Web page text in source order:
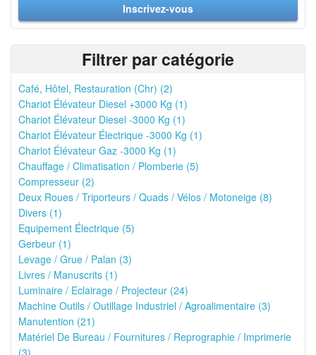
Inscrivez-vous
Filtrer par catégorie
Café, Hôtel, Restauration (Chr) (2)
Chariot Élévateur Diesel +3000 Kg (1)
Chariot Élévateur Diesel -3000 Kg (1)
Chariot Élévateur Électrique -3000 Kg (1)
Chariot Élévateur Gaz -3000 Kg (1)
Chauffage / Climatisation / Plomberie (5)
Compresseur (2)
Deux Roues / Triporteurs / Quads / Vélos / Motoneige (8)
Divers (1)
Equipement Électrique (5)
Gerbeur (1)
Levage / Grue / Palan (3)
Livres / Manuscrits (1)
Luminaire / Eclairage / Projecteur (24)
Machine Outils / Outillage Industriel / Agroalimentaire (3)
Manutention (21)
Matériel De Bureau / Fournitures / Reprographie / Imprimerie
(3)